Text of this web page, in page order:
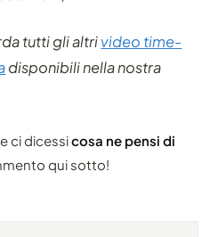
tutti gli altrivideo time-
disponibili nella nostra
ci dicessicosa ne pensi di
qui sotto!